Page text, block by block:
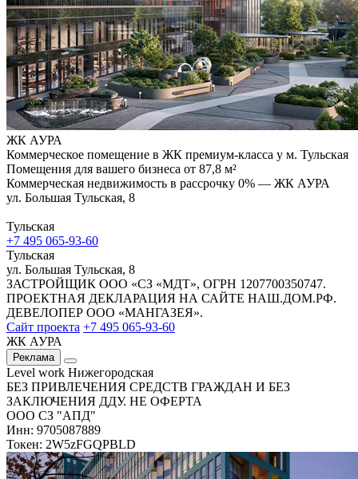
ЖК АУРА
Коммерческое помещение в ЖК премиум-класса у м. Тульская
Помещения для вашего бизнеса от 87,8 м²
Коммерческая недвижимость в рассрочку 0% — ЖК АУРА
ул. Большая Тульская, 8
Тульская
+7 495 065-93-60
Тульская
ул. Большая Тульская, 8
ЗАСТРОЙЩИК ООО «СЗ «МДТ», ОГРН 1207700350747.
ПРОЕКТНАЯ ДЕКЛАРАЦИЯ НА САЙТЕ НАШ.ДОМ.РФ.
ДЕВЕЛОПЕР ООО «МАНГАЗЕЯ».
Сайт проекта +7 495 065-93-60
ЖК АУРА
Реклама
Level work Нижегородская
БЕЗ ПРИВЛЕЧЕНИЯ СРЕДСТВ ГРАЖДАН И БЕЗ
ЗАКЛЮЧЕНИЯ ДДУ. НЕ ОФЕРТА
ООО СЗ "АПД"
Инн: 9705087889
Токен: 2W5zFGQPBLD